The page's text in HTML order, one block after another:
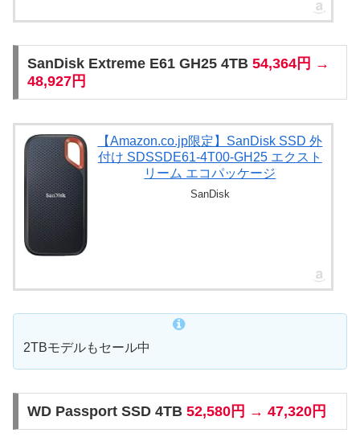
SanDisk Extreme E61 GH25 4TB 54,364円 →
48,927円
【Amazon.co.jp限定】SanDisk SSD 外
付け SDSSDE61-4T00-GH25 エクスト
リーム エコパッケージ
SanDisk
2TBモデルもセール中
WD Passport SSD 4TB 52,580円 → 47,320円